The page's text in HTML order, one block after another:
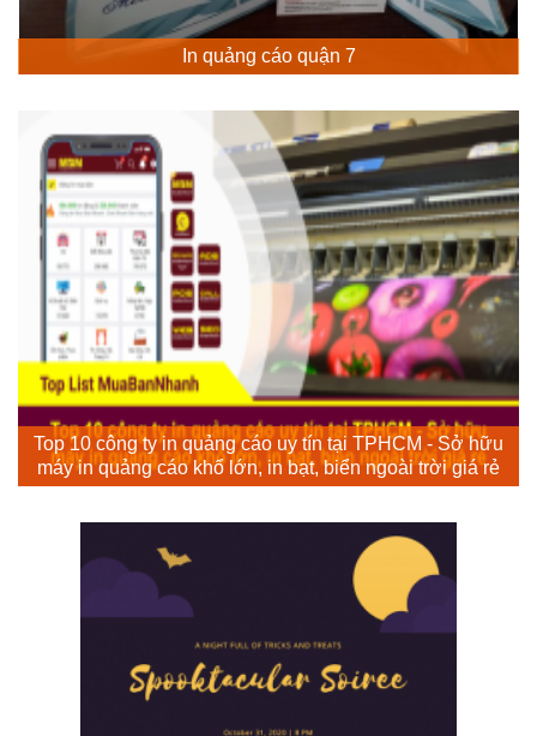
In quảng cáo quận 7
Top 10 công ty in quảng cáo uy tín tại TPHCM - Sở hữu
máy in quảng cáo khổ lớn, in bạt, biển ngoài trời giá rẻ